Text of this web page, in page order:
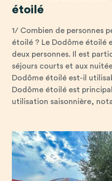
étoilé
1/ Combien de personnes
étoilé ? Le Dodôme étoilé
deux personnes. Il est
séjours courts et aux
Dodôme étoilé est-il
Dodôme étoilé est
utilisation saisonnière,